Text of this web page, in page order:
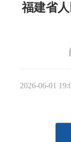
福建省
2026-06-01